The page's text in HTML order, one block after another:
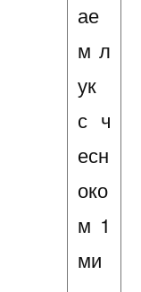
ае
м л
ук
с ч
есн
око
м 1
ми